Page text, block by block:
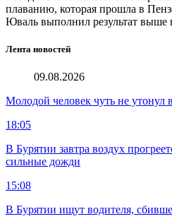
плаванию, которая прошла в
Юваль выполнил результат выше
Лента новостей
09.08.2026
Молодой человек чуть не утонул
18:05
В Бурятии завтра воздух
сильные дожди
15:08
В Бурятии ищут водителя,